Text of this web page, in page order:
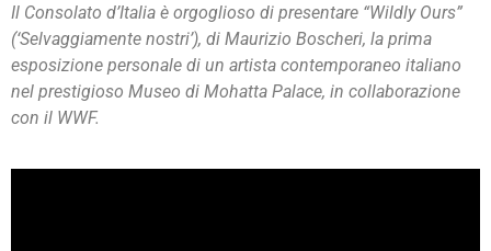
Il Consolato d’Italia è orgoglioso di presentare “Wildly Ours”
(‘Selvaggiamente nostri’), di Maurizio Boscheri, la prima
esposizione personale di un artista contemporaneo italiano
nel prestigioso Museo di Mohatta Palace, in collaborazione
con il WWF.